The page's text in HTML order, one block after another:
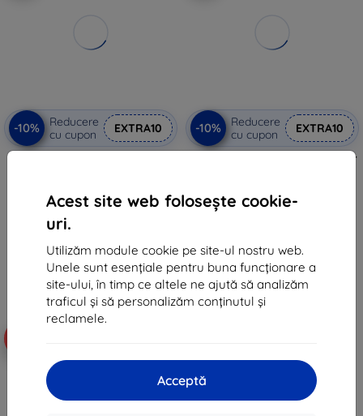
Acest site web folosește cookie-
uri.
Utilizăm module cookie pe site-ul nostru web.
Unele sunt esențiale pentru buna funcționare a
site-ului, în timp ce altele ne ajută să analizăm
traficul și să personalizăm conținutul și
reclamele.
Acceptă
-10%
Reducere
cu cupon
EXTRA10
53 lei
48 lei
-10%
Reducere
cu cupon
EXTRA10
Beline 5D sticlă securizată Honor
15 lei